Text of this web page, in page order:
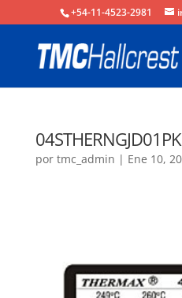
+54-11-4523-2981
04STHERNGJD01PK
por tmc_admin | Ene 10,